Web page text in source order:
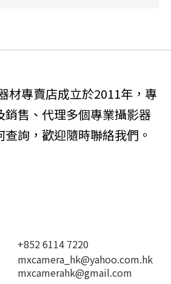
材專賣店成立於2011年，專
銷售、代理多個專業攝影器
詢，歡迎隨時聯絡我們。
+852 6114 7220
mxcamera_hk@yahoo.com.hk
mxcamerahk@gmail.com